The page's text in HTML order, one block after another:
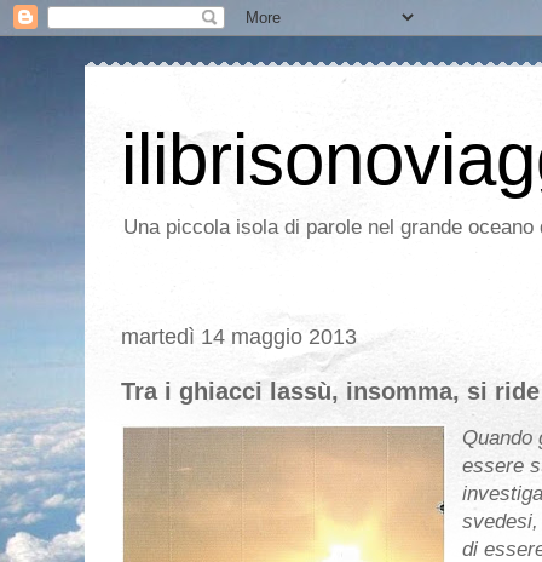
Una piccola isola di parole nel grande
martedì 14 maggio 2013
Tra i ghiacci lassù, insomma, si ride
Quando
essere
di